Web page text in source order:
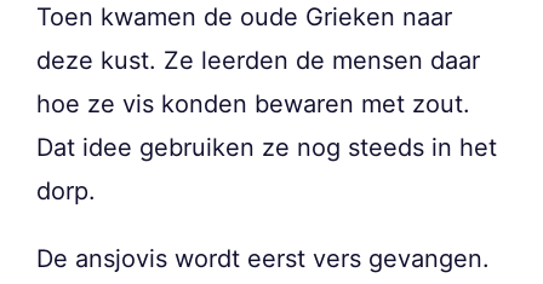
Toen kwamen de oude Grieken naar
deze kust. Ze leerden de mensen daar
hoe ze vis konden bewaren met zout.
Dat idee gebruiken ze nog steeds in het
dorp.
De ansjovis wordt eerst vers gevangen.